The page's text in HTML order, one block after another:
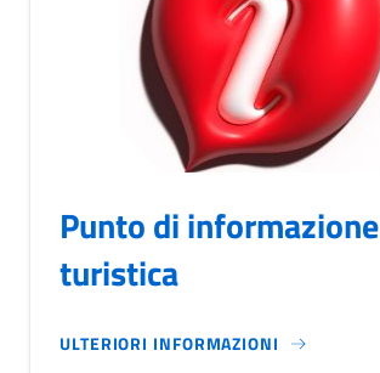
Punto di informazione
turistica
ULTERIORI INFORMAZIONI